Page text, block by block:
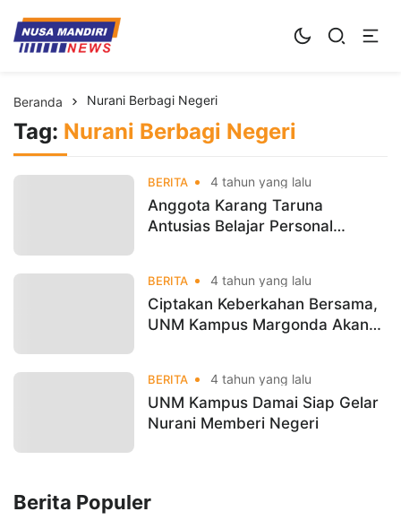
Kampus Digital Bisnis
Universitas Nusa Mandiri
Beranda Nurani Berbagi Negeri
Tag: Nurani Berbagi Negeri
BERITA 4 tahun yang lalu
Anggota Karang Taruna
Antusias Belajar Personal
BERITA 4 tahun yang lalu
Ciptakan Keberkahan Bersama,
UNM Kampus Margonda Akan
BERITA 4 tahun yang lalu
UNM Kampus Damai Siap Gelar
Nurani Memberi Negeri
Berita Populer